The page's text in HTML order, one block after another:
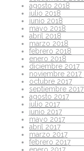
agosto 2018
julio 2018
junio 2018
mayo 2018
abril 2018
marzo 2018
febrero 2018
enero 2018
diciembre 2017
noviembre 2017
octubre 2017
septiembre 2017
agosto 2017
julio 2017
junio 2017
mayo 2017
abril 2017
marzo 2017
febrero 2017
enero 2017